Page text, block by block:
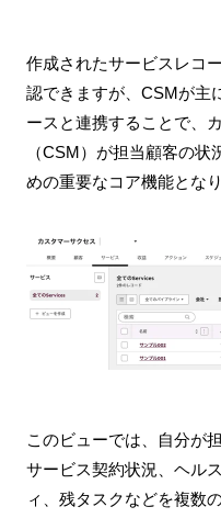
作成されたサービスレコ
認できますが、CSMが主
ースと連携することで、
（CSM）が担当顧客の
めの重要なコア機能となり
このビューでは、自分が
サービス契約状況、ヘル
ィ、残タスクなどを複数